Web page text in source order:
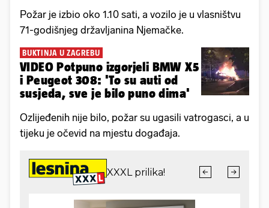
Požar je izbio oko 1.10 sati, a vozilo je u vlasništvu
71-godišnjeg državljanina Njemačke.
BUKTINJA U ZAGREBU
VIDEO Potpuno izgorjeli BMW X5
i Peugeot 308: 'To su auti od
susjeda, sve je bilo puno dima'
Ozlijeđenih nije bilo, požar su ugasili vatrogasci, a u
tijeku je očevid na mjestu događaja.